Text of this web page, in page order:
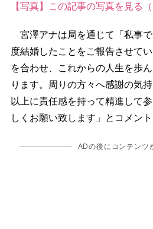
【写真】この記事の写真を見る（
宮澤アナは局を通じて「私事
度結婚したことをご報告させて
を合わせ、これからの人生を歩
ります。周りの方々へ感謝の気
以上に責任感を持って精進して
しくお願い致します」とコメント
ADの後にコンテンツ